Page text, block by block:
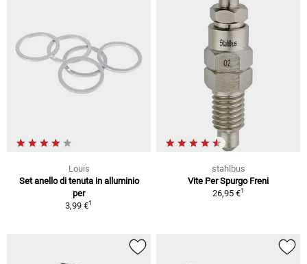
Louis
Set anello di tenuta in alluminio
per
3,99 €1
stahlbus
Vite Per Spurgo Freni
26,95 €1